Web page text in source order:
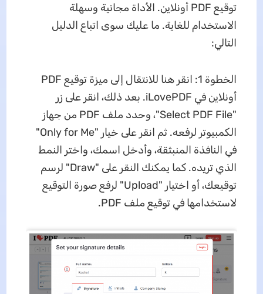
توقيع PDF أونلاين. الأداة مجانية وسهلة
الاستخدام للغاية. ما عليك سوى اتباع الدليل
التالي:
الخطوة 1: انقر هنا للانتقال إلى ميزة توقيع PDF
أونلاين في iLovePDF. بعد ذلك، انقر على زر
"Select PDF File"، وحدد ملف PDF من جهاز
الكمبيوتر لرفعه. ثم انقر على خيار "Only for Me"
في النافذة المنبثقة، وأدخل اسمك، واختر النمط
الذي تريده. كما يمكنك النقر على "Draw" لرسم
توقيعك، أو اختيار "Upload" لرفع صورة التوقيع
لاستخدامها في توقيع ملف PDF.